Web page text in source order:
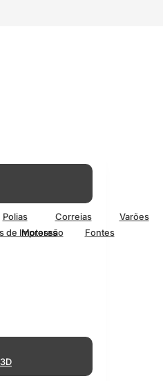
Motores
Fontes
Polias Correias
Varões
de Impressão